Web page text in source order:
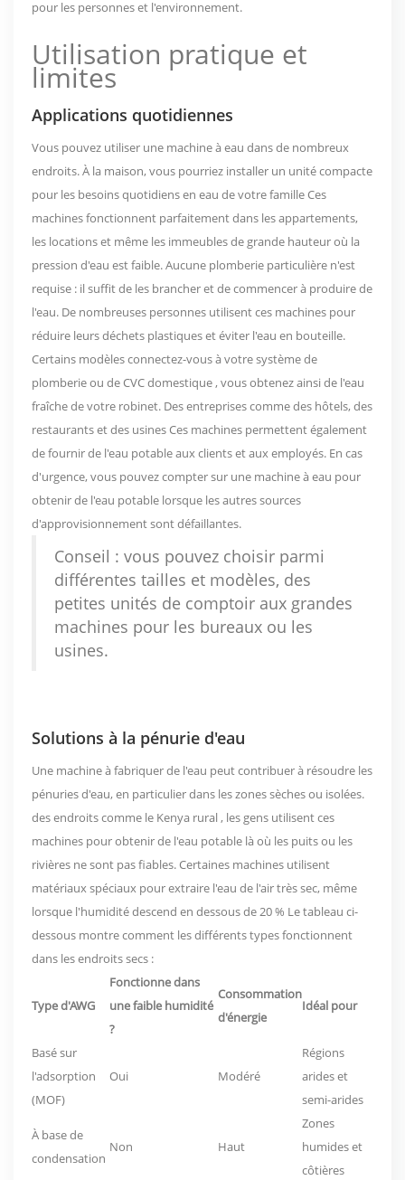
pour les personnes et l'environnement.
Utilisation pratique et
limites
Applications quotidiennes
Vous pouvez utiliser une machine à eau dans de nombreux
endroits. À la maison, vous pourriez installer un unité compacte
pour les besoins quotidiens en eau de votre familleCes
machines fonctionnent parfaitement dans les appartements,
les locations et même les immeubles de grande hauteur où la
pression d'eau est faible. Aucune plomberie particulière n'est
requise : il suffit de les brancher et de commencer à produire de
l'eau. De nombreuses personnes utilisent ces machines pour
réduire leurs déchets plastiques et éviter l'eau en bouteille.
Certains modèlesconnectez-vous à votre système de
plomberie ou de CVC domestique, vous obtenez ainsi de l'eau
fraîche de votre robinet. Des entreprises comme des hôtels, des
restaurants et des usinesCes machines permettent également
de fournir de l'eau potable aux clients et aux employés. En cas
d'urgence, vous pouvez compter sur une machine à eau pour
obtenir de l'eau potable lorsque les autres sources
d'approvisionnement sont défaillantes.
Conseil : vous pouvez choisir parmi
différentes tailles et modèles, des
petites unités de comptoir aux grandes
machines pour les bureaux ou les
usines.
Solutions à la pénurie d'eau
Une machine à fabriquer de l'eau peut contribuer à résoudre les
pénuries d'eau, en particulier dans les zones sèches ou isolées.
des endroits comme le Kenya rural, les gens utilisent ces
machines pour obtenir de l'eau potable là où les puits ou les
rivières ne sont pas fiables. Certaines machines utilisent
matériaux spéciaux pour extraire l'eau de l'air très sec, même
lorsque l'humidité descend en dessous de 20 % Le tableau ci-
dessous montre comment les différents types fonctionnent
dans les endroits secs :
Type d'AWG
Fonctionne dans
une faible humidité
?
Consommation
d'énergie
Idéal pour
Basé sur
l'adsorption
(MOF)
Oui Modéré
Régions
arides et
semi-arides
À base de
condensation
Non Haut
Zones
humides et
côtières